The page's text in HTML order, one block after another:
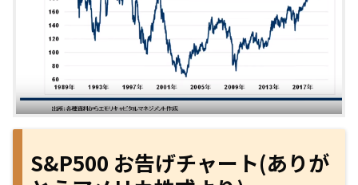
S&P500 お告げチャート(ありが